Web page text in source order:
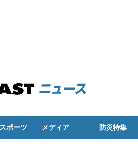
スポーツ メディア 防災特集